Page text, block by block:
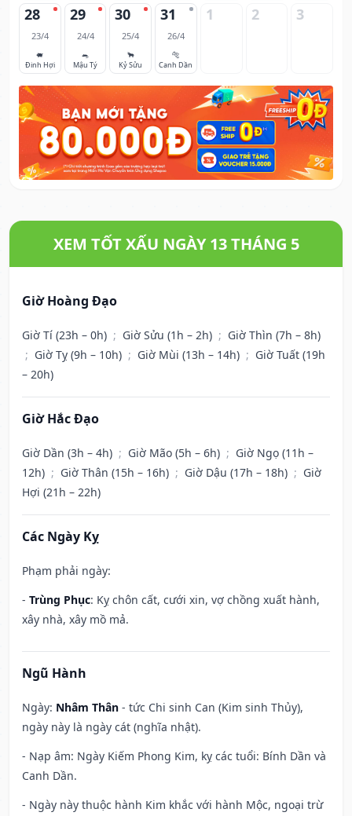
28
23/4
🐖
Đinh Hợi
29
24/4
🐀
Mậu Tý
30
25/4
🐂
Kỷ Sửu
31
26/4
🐅
Canh Dần
1 2 3
XEM TỐT XẤU NGÀY 13 THÁNG 5
Giờ Hoàng Đạo
Giờ Tí (23h – 0h) ; Giờ Sửu (1h – 2h) ; Giờ Thìn (7h – 8h)
; Giờ Tỵ (9h – 10h) ; Giờ Mùi (13h – 14h) ; Giờ Tuất (19h
– 20h)
Giờ Hắc Đạo
Giờ Dần (3h – 4h) ; Giờ Mão (5h – 6h) ; Giờ Ngọ (11h –
12h) ; Giờ Thân (15h – 16h) ; Giờ Dậu (17h – 18h) ; Giờ
Hợi (21h – 22h)
Các Ngày Kỵ
Phạm phải ngày:
- Trùng Phục: Kỵ chôn cất, cưới xin, vợ chồng xuất hành,
xây nhà, xây mồ mả.
Ngũ Hành
Ngày: Nhâm Thân - tức Chi sinh Can (Kim sinh Thủy),
ngày này là ngày cát (nghĩa nhật).
- Nạp âm: Ngày Kiếm Phong Kim, kỵ các tuổi: Bính Dần và
Canh Dần.
- Ngày này thuộc hành Kim khắc với hành Mộc, ngoại trừ